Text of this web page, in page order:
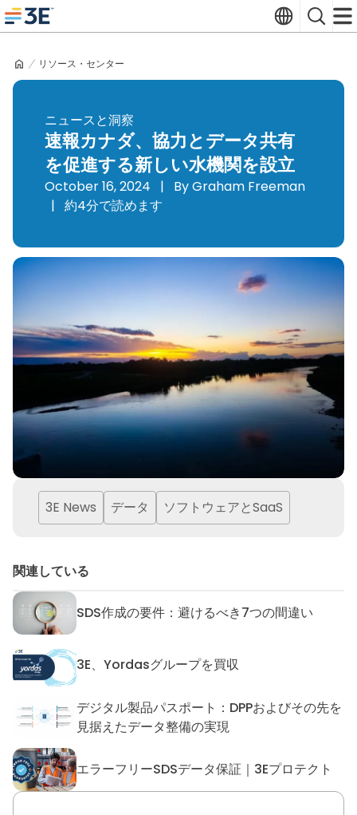
Skip
to
3E home
TranslateSearch
リソース・センター
ニュースと洞察
速報カナダ、協力とデータ共有
を促進する新しい水機関を設立
October 16, 2024 |
By Graham Freeman
| 約4分で読めます
3E News データ ソフトウェアとSaaS
関連している
SDS作成の要件：避けるべき7つの間違い
SDS作成の要件：避けるべき7
3E、Yordasグループを買収3E、Yordasグループを買収
デジタル製品パスポート：DPPおよびその先を
見据えたデータ整備の実現デジタル製品パスポート：
エラーフリーSDSデータ保証｜3Eプロテクト
エラーフリーSDSデータ保証